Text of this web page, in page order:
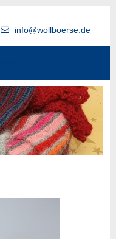
info@wollboerse.de